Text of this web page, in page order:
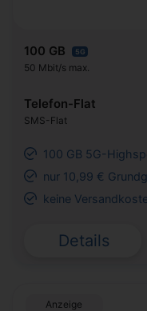
100 GB 5G
50 Mbit/s max.
Telefon-Flat
SMS-Flat
100 GB 5G-
nur 10,99 €
keine
Details
Anzeige